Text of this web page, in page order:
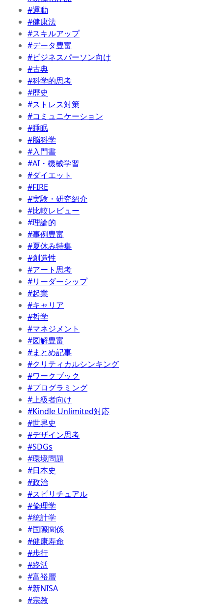
#運動
#健康法
#スキルアップ
#データ豊富
#ビジネスパーソン向け
#古典
#科学的思考
#歴史
#ストレス対策
#コミュニケーション
#睡眠
#脳科学
#入門書
#AI・機械学習
#ダイエット
#FIRE
#実験・研究紹介
#比較レビュー
#理論的
#事例豊富
#夏休み特集
#創造性
#アート思考
#リーダーシップ
#起業
#キャリア
#哲学
#マネジメント
#図解豊富
#まとめ記事
#クリティカルシンキング
#ワークブック
#プログラミング
#上級者向け
#Kindle Unlimited対応
#世界史
#デザイン思考
#SDGs
#環境問題
#日本史
#政治
#スピリチュアル
#倫理学
#統計学
#国際関係
#健康寿命
#歩行
#終活
#富裕層
#新NISA
#宗教